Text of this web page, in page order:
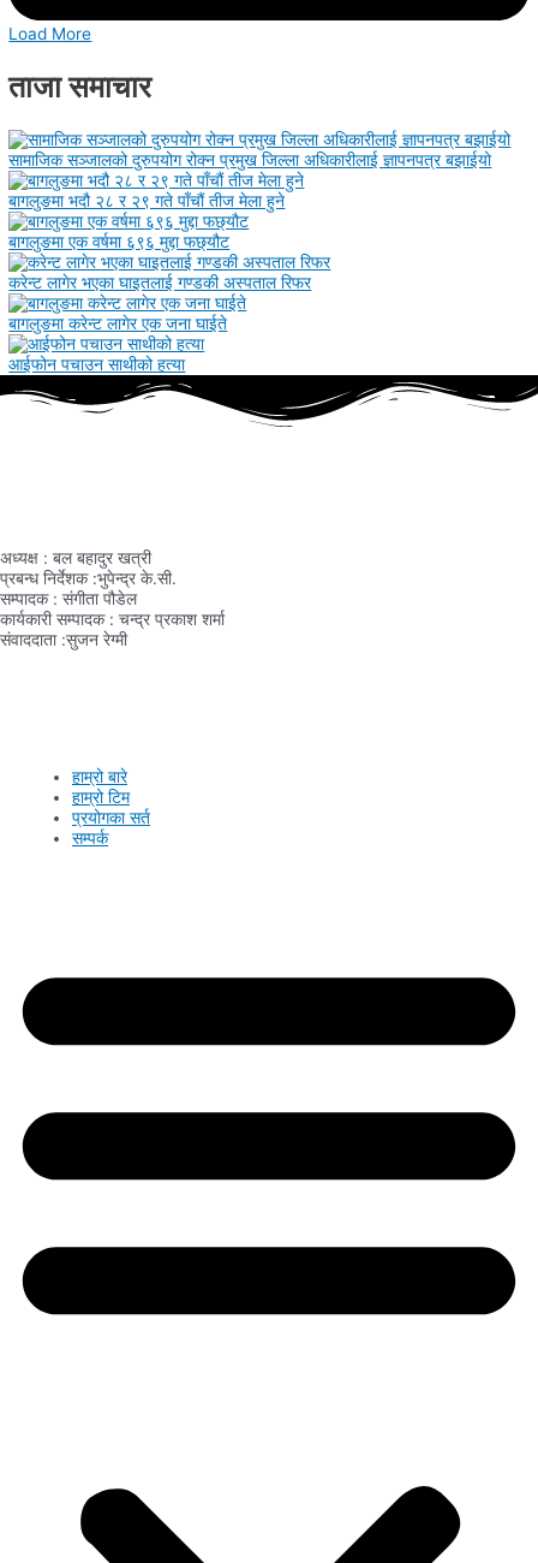
Load More
ताजा समाचार
सामाजिक सञ्जालको दुरुपयोग रोक्न प्रमुख जिल्ला अधिकारीलाई ज्ञापनपत्र बझाईयो
बागलुङमा भदौ २८ र २९ गते पाँचौं तीज मेला हुने
बागलुङमा एक वर्षमा ६९६ मुद्दा फछ्यौट
करेन्ट लागेर भएका घाइतलाई गण्डकी अस्पताल रिफर
बागलुङमा करेन्ट लागेर एक जना घाईते
आईफोन पचाउन साथीको हत्या
अध्यक्ष : बल बहादुर खत्री
प्रबन्ध निर्देशक :भुपेन्द्र के.सी.
सम्पादक : संगीता पौडेल
कार्यकारी सम्पादक : चन्द्र प्रकाश शर्मा
संवाददाता :सुजन रेग्मी
हाम्रो बारे
हाम्रो टिम
प्रयोगका सर्त
सम्पर्क